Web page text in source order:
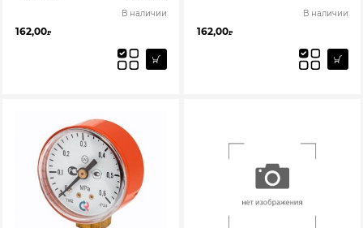
В наличии
162,00₽
В наличии
162,00₽